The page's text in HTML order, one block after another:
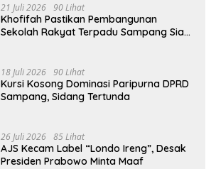
21 Juli 2026 90 Lihat
Khofifah Pastikan Pembangunan
Sekolah Rakyat Terpadu Sampang Siap
18 Juli 2026 90 Lihat
Kursi Kosong Dominasi Paripurna DPRD
Sampang, Sidang Tertunda
26 Juli 2026 85 Lihat
AJS Kecam Label “Londo Ireng”, Desak
Presiden Prabowo Minta Maaf